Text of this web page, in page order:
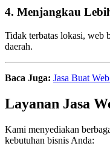
4. Menjangkau
Tidak terbatas lokasi, web
daerah.
Baca Juga: Jasa Buat
Layanan Jasa
Kami menyediakan
kebutuhan bisnis Anda: